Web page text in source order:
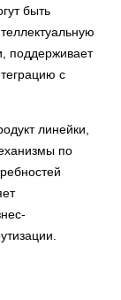
быть
поддерживает
с
линейки,
по